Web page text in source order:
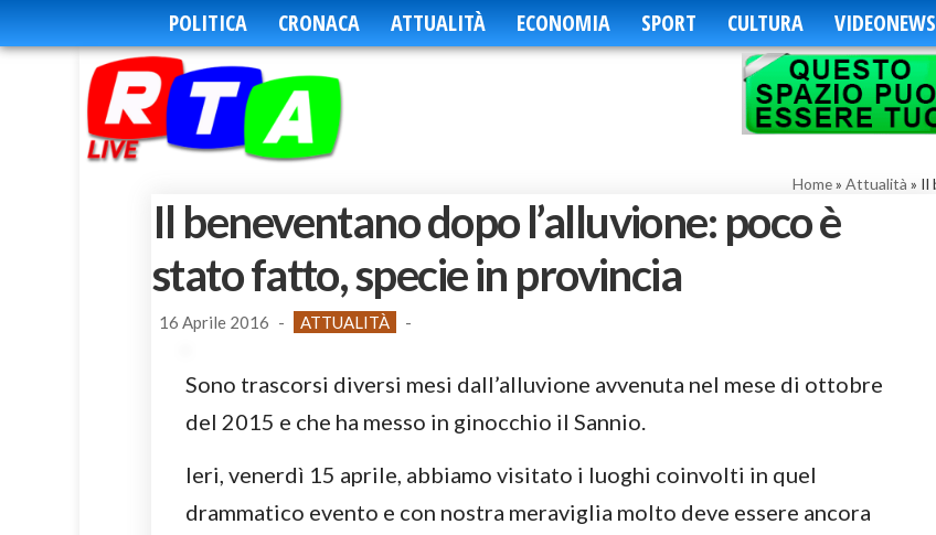
POLITICA CRONACA ATTUALITÀ ECONOMIA SPORT CULTURA VIDEONEWS
Home» Attualità » Il
Il beneventano dopo l’alluvione: poco è
stato fatto, specie in provincia
16 Aprile 2016 - ATTUALITÀ -
Sono trascorsi diversi mesi dall’alluvione avvenuta nel mese di ottobre
del 2015 e che ha messo in ginocchio il Sannio.
Ieri, venerdì 15 aprile, abbiamo visitato i luoghi coinvolti in quel
drammatico evento e con nostra meraviglia molto deve essere ancora